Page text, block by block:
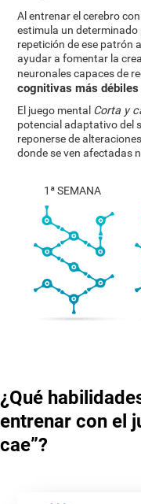
Al entrenar el cerebro
estimula un
repetición de ese patrón
ayudar a fomentar la
neuronales capaces de
cognitivas más débiles
El juego mental Corta y
potencial adaptativo del
reponerse de
donde se ven afectadas
1ª SEMANA
¿Qué
entrenar con el
cae”?